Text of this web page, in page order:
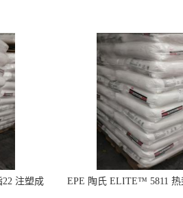
注塑成
EPE 陶氏 ELITE™ 5811